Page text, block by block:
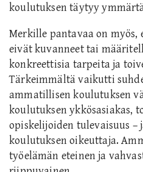
koulutuksen täytyy
Merkille pantavaa on
eivät kuvanneet tai
konkreettisia tarpeita ja
Tärkeimmältä vaikutti
ammatillisen koulutuksen
koulutuksen ykkösasiakas,
opiskelijoiden tulevaisuus –
koulutuksen oikeuttaja.
työelämän eteinen ja